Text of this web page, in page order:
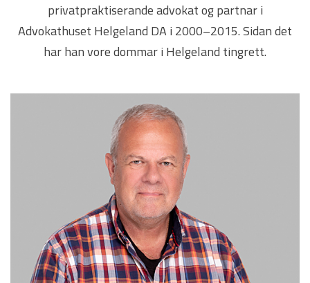
privatpraktiserande advokat og partnar i
Advokathuset Helgeland DA i 2000–2015. Sidan det
har han vore dommar i Helgeland tingrett.